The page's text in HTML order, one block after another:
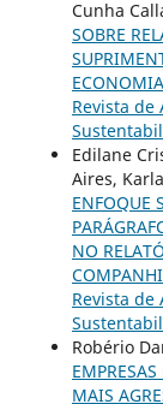
Cunha
SOBRE
Revista
Edilane
Aires,
ENFOQUE
NO
Revista
Robério
MAIS